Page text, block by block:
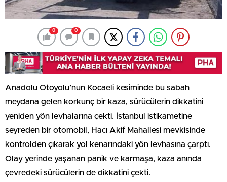
0 0
Anadolu Otoyolu’nun Kocaeli kesiminde bu sabah
meydana gelen korkunç bir kaza, sürücülerin dikkatini
yeniden yön levhalarına çekti. İstanbul istikametine
seyreden bir otomobil, Hacı Akif Mahallesi mevkisinde
kontrolden çıkarak yol kenarındaki yön levhasına çarptı.
Olay yerinde yaşanan panik ve karmaşa, kaza anında
çevredeki sürücülerin de dikkatini çekti.